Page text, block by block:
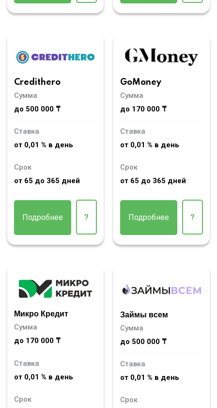
Credithero
Сумма
до 500 000 ₸
Ставка
от 0,01 % в день
Срок
от 65 до 365 дней
Подробнее ?
GoMoney
Сумма
до 170 000 ₸
Ставка
от 0,01 % в день
Срок
от 65 до 365 дней
Подробнее ?
Микро Кредит
Сумма
до 170 000 ₸
Ставка
от 0,01 % в день
Срок
Займы всем
Сумма
до 500 000 ₸
Ставка
от 0,01 % в день
Срок